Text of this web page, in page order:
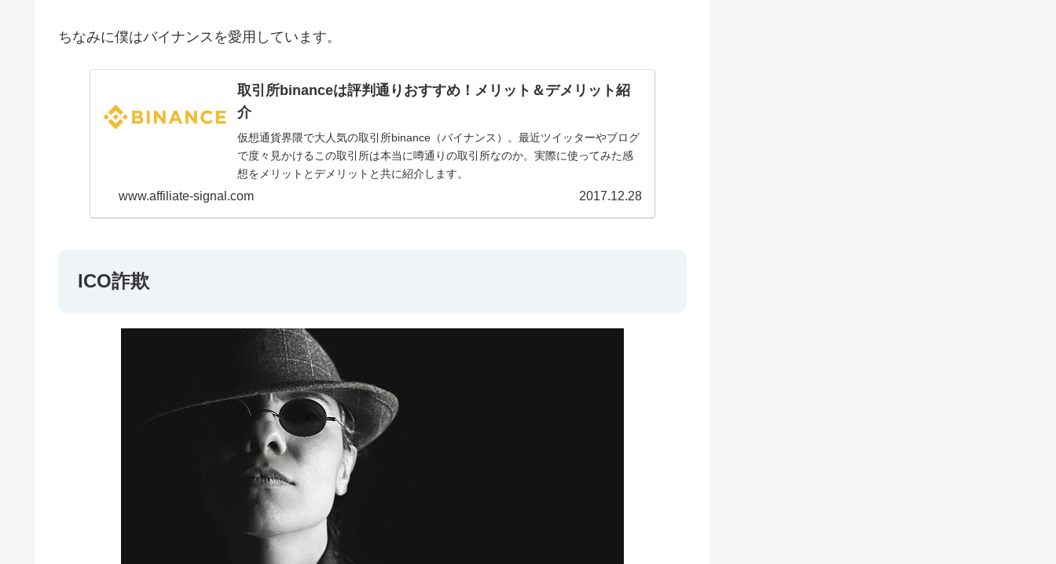
ちなみに僕はバイナンスを愛用しています。
取引所binanceは評判通りおすすめ！メリット＆デメリット紹
介
仮想通貨界隈で大人気の取引所binance（バイナンス）。最近ツイッターやブログ
で度々見かけるこの取引所は本当に噂通りの取引所なのか。実際に使ってみた感
想をメリットとデメリットと共に紹介します。
www.affiliate-signal.com 2017.12.28
ICO詐欺